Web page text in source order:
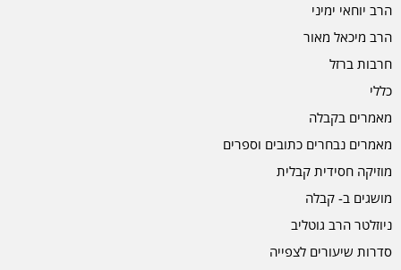
הרב יוחאי ימיני
הרב מיכאל מאור
חרבות ברזל
כללי
מאמרים בקבלה
מאמרים נבחרים כתובים וספרים
מוזיקה חסידית קבלית
מושגים ב- קבלה
ניוזלטר הרב גוטליב
סדרות שיעורים לצפייה